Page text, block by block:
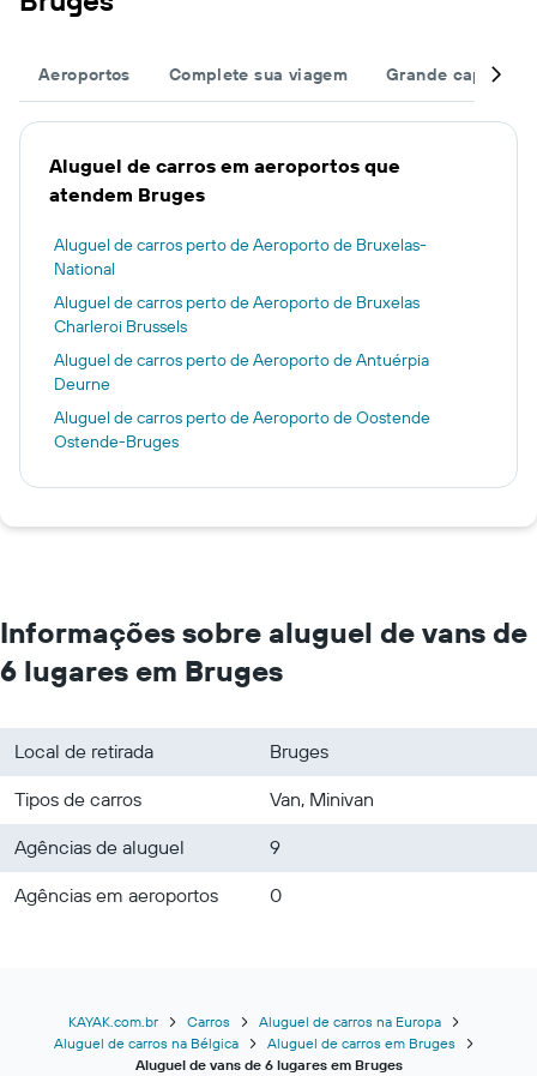
Aeroportos Complete sua viagem Grande
Aluguel de carros em aeroportos que
atendem Bruges
Aluguel de carros perto de Aeroporto de Bruxelas-
National
Aluguel de carros perto de Aeroporto de Bruxelas
Charleroi Brussels
Aluguel de carros perto de Aeroporto de Antuérpia
Deurne
Aluguel de carros perto de Aeroporto de Oostende
Ostende-Bruges
Informações sobre aluguel de vans de
6 lugares em Bruges
Local de retirada
Bruges
Tipos de carros
Van, Minivan
Agências de aluguel
9
Agências em aeroportos
0
KAYAK.com.br Carros
Aluguel de carros na Europa
Aluguel de carros na Bélgica
Aluguel de carros em Bruges
Aluguel de vans de 6 lugares em Bruges